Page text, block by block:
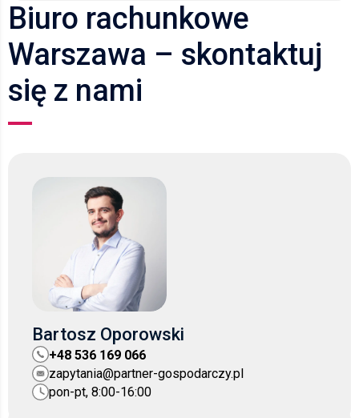
Biuro rachunkowe
Warszawa – skontaktuj
się z nami
Bartosz Oporowski
+48 536 169 066
zapytania@partner-gospodarczy.pl
pon-pt, 8:00-16:00